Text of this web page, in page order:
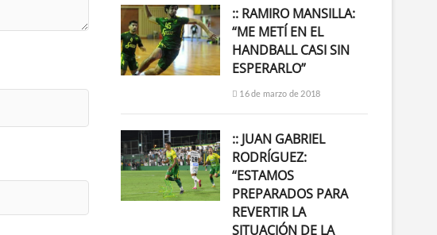
:: RAMIRO MANSILLA:
“ME METÍ EN EL
HANDBALL CASI SIN
ESPERARLO”
16 de marzo de 2018
:: JUAN GABRIEL
RODRÍGUEZ:
“ESTAMOS
PREPARADOS PARA
REVERTIR LA
SITUACIÓN DE LA